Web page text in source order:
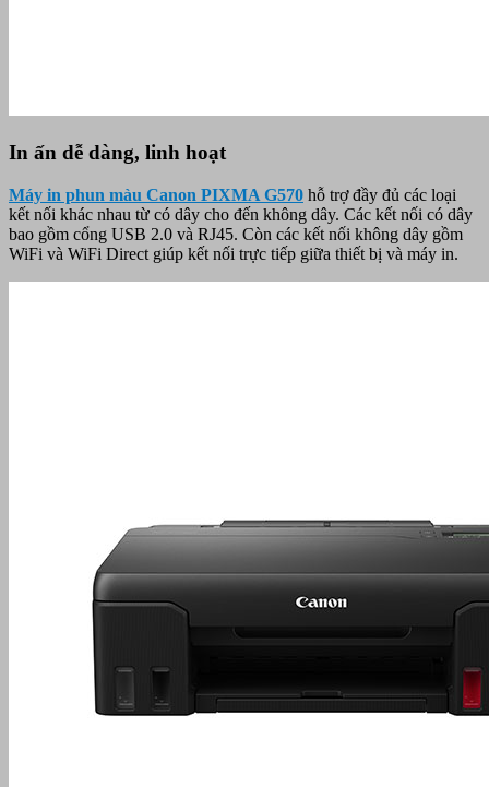
In ấn dễ dàng, linh hoạt
Máy in phun màu Canon PIXMA G570 hỗ trợ đầy đủ các loại
kết nối khác nhau từ có dây cho đến không dây. Các kết nối có dây
bao gồm cổng USB 2.0 và RJ45. Còn các kết nối không dây gồm
WiFi và WiFi Direct giúp kết nối trực tiếp giữa thiết bị và máy in.